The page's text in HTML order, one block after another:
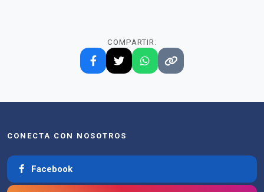
COMPARTIR:
CONECTA CON NOSOTROS
Facebook